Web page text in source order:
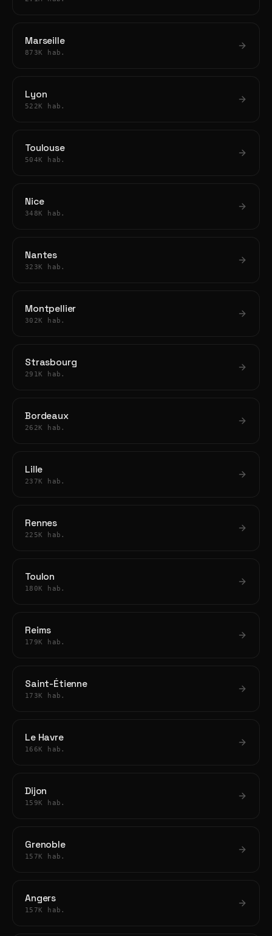
Marseille
873K hab.
Lyon
522K hab.
Toulouse
504K hab.
Nice
348K hab.
Nantes
323K hab.
Montpellier
302K hab.
Strasbourg
291K hab.
Bordeaux
262K hab.
Lille
237K hab.
Rennes
225K hab.
Toulon
180K hab.
Reims
179K hab.
Saint-Étienne
173K hab.
Le Havre
166K hab.
Dijon
159K hab.
Grenoble
157K hab.
Angers
157K hab.